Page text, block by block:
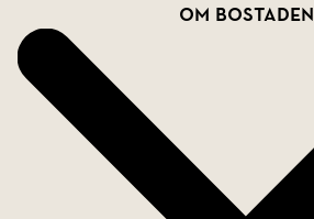
Varmt välkomna på visning!
Om bostaden